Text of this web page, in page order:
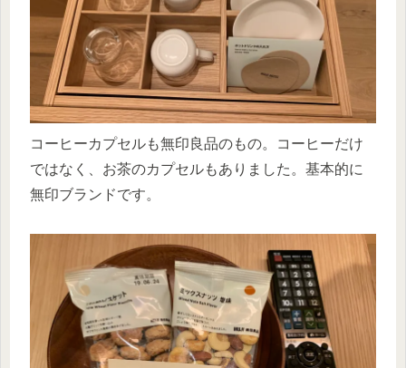
コーヒーカプセルも無印良品のもの。コーヒーだけ
ではなく、お茶のカプセルもありました。基本的に
無印ブランドです。